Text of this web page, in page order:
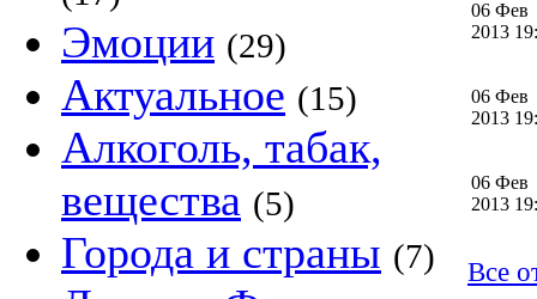
Эмоции (29)
Актуальное (15)
Алкоголь, табак,
вещества (5)
Города и страны (7)
06 Фев
2013
06 Фев
2013
06 Фев
2013
Все